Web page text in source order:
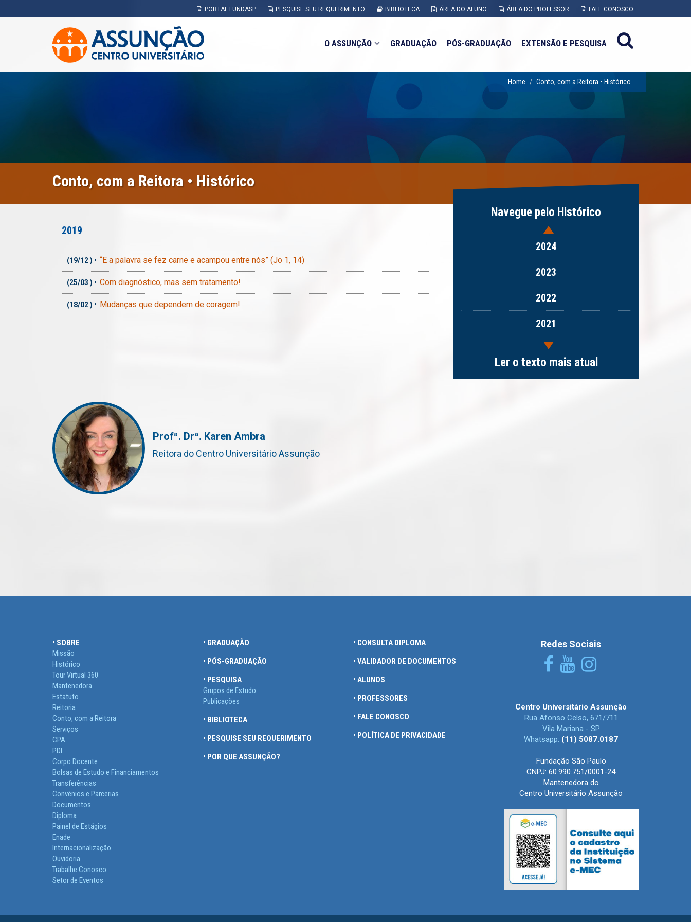
PORTAL FUNDASP PESQUISE SEU REQUERIMENTO BIBLIOTECA ÁREA DO ALUNO ÁREA DO PROFESSOR FALE CONOSCO
O ASSUNÇÃO GRADUAÇÃO PÓS-GRADUAÇÃO EXTENSÃO E PESQUISA
Home Conto, com a Reitora • Histórico
Conto, com a Reitora • Histórico
2019
(19/12) • “E a palavra se fez carne e acampou entre nós” (Jo 1, 14)
(25/03 ) • Com diagnóstico, mas sem tratamento!
(18/02) • Mudanças que dependem de coragem!
Navegue pelo Histórico
2017
2014
2024
2023
2022
2021
2020
2019
2017
2016
2015
2014
Ler o texto mais atual
Profª. Drª. Karen Ambra
Reitora do Centro Universitário Assunção
• SOBRE
Missão
Histórico
Tour Virtual 360
Mantenedora
Estatuto
Reitoria
Conto, com a Reitora
Serviços
CPA
PDI
Corpo Docente
Bolsas de Estudo e Financiamentos
Transferências
Convênios e Parcerias
Documentos
Diploma
Painel de Estágios
Enade
Internacionalização
Ouvidoria
Trabalhe Conosco
Setor de Eventos
• GRADUAÇÃO
• PÓS-GRADUAÇÃO
• PESQUISA
Grupos de Estudo
Publicações
• BIBLIOTECA
• PESQUISE SEU REQUERIMENTO
• POR QUE ASSUNÇÃO?
• CONSULTA DIPLOMA
• VALIDADOR DE DOCUMENTOS
• ALUNOS
• PROFESSORES
• FALE CONOSCO
• POLÍTICA DE PRIVACIDADE
Redes Sociais
Centro Universitário Assunção
Rua Afonso Celso, 671/711
Vila Mariana - SP
Whatsapp: (11) 5087.0187
Fundação São Paulo
CNPJ: 60.990.751/0001-24
Mantenedora do
Centro Universitário Assunção